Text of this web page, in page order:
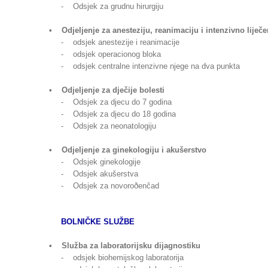
- Odsjek za grudnu hirurgiju
• Odjeljenje za anesteziju, reanimaciju i intenzivno
- odsjek anestezije i reanimacije
- odsjek operacionog bloka
- odsjek centralne intenzivne njege na dva punkta
• Odjeljenje za dječije bolesti
- Odsjek za djecu do 7 godina
- Odsjek za djecu do 18 godina
- Odsjek za neonatologiju
• Odjeljenje za ginekologiju i akušerstvo
- Odsjek ginekologije
- Odsjek akušerstva
- Odsjek za novoroðenčad
BOLNIČKE SLUŽBE
• Služba za laboratorijsku dijagnostiku
- odsjek biohemijskog laboratorija